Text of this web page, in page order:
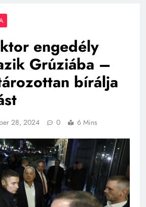
engedély
Grúziába –
bírálja
28, 2024 0 6 Mins